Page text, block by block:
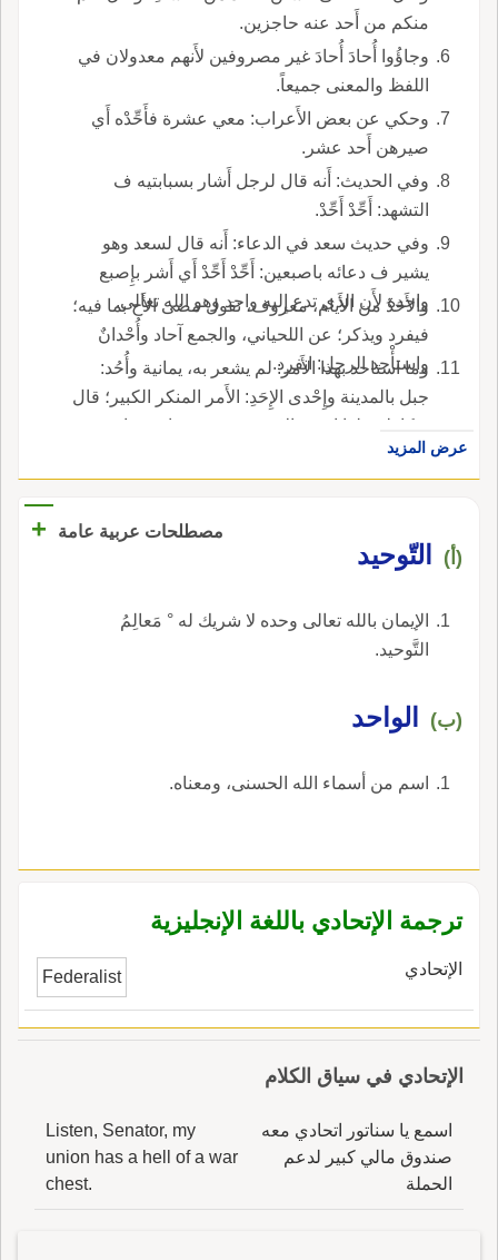
منكم من أَحد عنه حاجزين.
وجاؤُوا أُحادَ أُحادَ غير مصروفين لأَنهم معدولان في
اللفظ والمعنى جميعاً.
وحكي عن بعض الأَعراب: معي عشرة فأَحِّدْه أَي
صيرهن أَحد عشر.
وفي الحديث: أَنه قال لرجل أَشار بسبابتيه ف
التشهد: أَحِّدْ أَحِّدْ.
وفي حديث سعد في الدعاء: أَنه قال لسعد وهو
يشير ف دعائه باصبعين: أَحِّدْ أَحِّدْ أَي أَشر بإِصبع
واحدة لأَن الذي تدع إِليه واحد وهو الله تعالى.
والأَحَدُ من الأَيام، معروف، تقول مضى الأَح بما فيه؛
فيفرد ويذكر؛ عن اللحياني، والجمع آحاد وأُحْدانٌ
واستأْحد الرجل: انفرد.
وما استاحد بهذا الأَمر: لم يشعر به، يمانية وأُحُد:
جبل بالمدينة وإِحْدى الإِحَدِ: الأَمر المنكر الكبير؛ قال
بعكاظٍ فعلوا إِحدى الإِحَد وفي حديث ابن عباس:
وسئل عن رجل تتابع عليه رمضانان فقال: إِحدى
من سبع يعني اشْتدّ الأَمر فيه ويريد به إِحدى سني
المجدبة فشبه حاله بها في الشدة أَو من الليال
السبع التي أَرسل الله تعالى العذاب فيها على عاد.
عرض المزيد
مصطلحات عربية عامة +
(أ) التّوحيد
الإيمان بالله تعالى وحده لا شريك له ° مَعالِمُ
التَّوحيد.
(ب) الواحد
اسم من أسماء الله الحسنى، ومعناه.
ترجمة الإتحادي باللغة الإنجليزية
الإتحادي Federalist
الإتحادي في سياق الكلام
اسمع يا سناتور اتحادي معه
صندوق مالي كبير لدعم
الحملة
Listen, Senator, my
union has a hell of a war
chest.